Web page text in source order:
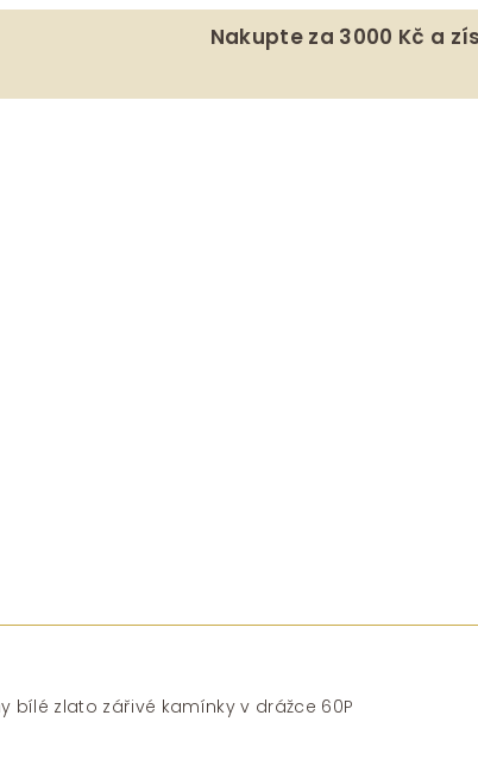
Nakupte za 3000 Kč a
bílé zlato zářivé kamínky v drážce 60P